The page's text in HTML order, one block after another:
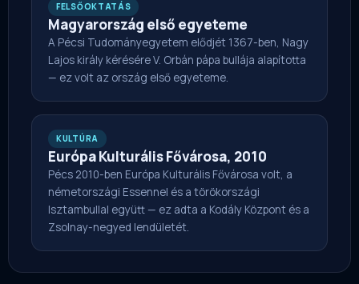
FELSŐOKTATÁS
Magyarország első egyeteme
A Pécsi Tudományegyetem elődjét 1367-ben, Nagy
Lajos király kérésére V. Orbán pápa bullája alapította
— ez volt az ország első egyeteme.
KULTÚRA
Európa Kulturális Fővárosa, 2010
Pécs 2010-ben Európa Kulturális Fővárosa volt, a
németországi Essennel és a törökországi
Isztambullal együtt — ez adta a Kodály Központ és a
Zsolnay-negyed lendületét.